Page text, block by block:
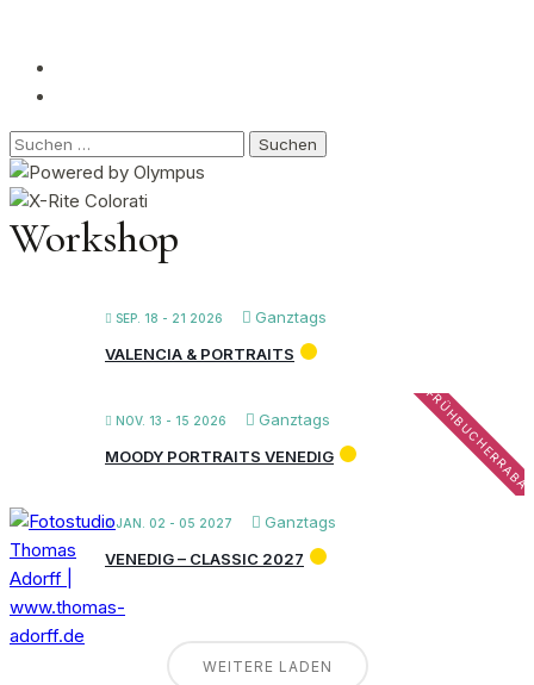
Suchen
nach:
Workshop
SEP. 18 - 21 2026
Ganztags
VALENCIA & PORTRAITS
NOV. 13 - 15 2026 Ganztags
MOODY PORTRAITS VENEDIG
JAN. 02 - 05 2027
Ganztags
VENEDIG – CLASSIC 2027
WEITERE LADEN